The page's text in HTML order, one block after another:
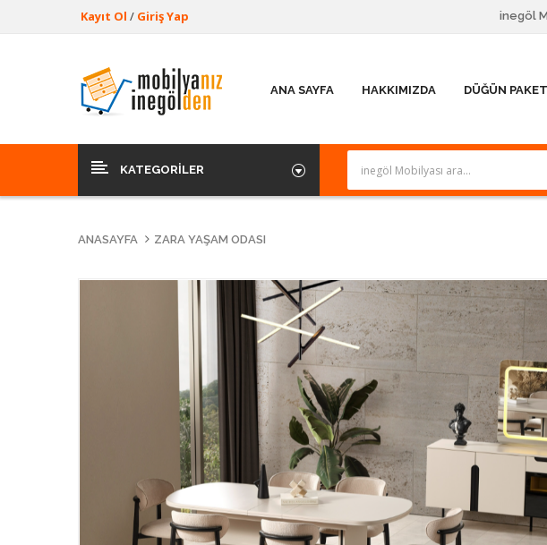
inegöl
Kayıt Ol / Giriş Yap
ANA SAYFA HAKKIMIZDA DÜĞÜN
KATEGORILER
ANASAYFA ZARA YAŞAM ODASI